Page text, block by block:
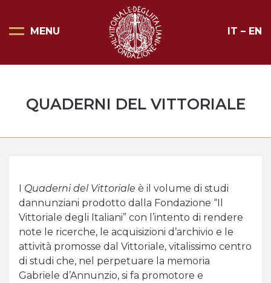
MENU
Pagina Principale
Organizza la tua visita
Mostre
Bottega del Vittoriale
Negozi del Vittoriale
Orari di apertura e prezzi
IT – EN
QUADERNI DEL VITTORIALE
I Quaderni del Vittoriale è il volume di studi
dannunziani prodotto dalla Fondazione “Il
Vittoriale degli Italiani” con l’intento di rendere
note le ricerche, le acquisizioni d’archivio e le
attività promosse dal Vittoriale, vitalissimo centro
di studi che, nel perpetuare la memoria
Gabriele d’Annunzio, si fa promotore e